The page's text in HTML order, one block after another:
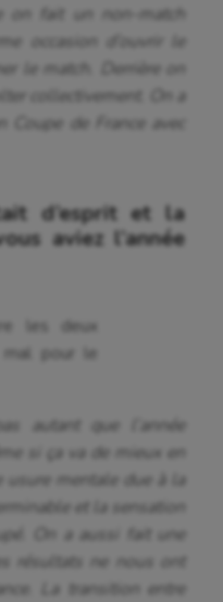
on fait un non-match
occasion d’ouvrir le
le match. Derrière on
collectivement. On a
de France avec
d’esprit et la
aviez l’année
les deux
pour le
autant que l’année
si ça va de mieux en
usure mentale due à la
et la sensation
On a aussi fait une
résultats ne nous ont
La transition entre